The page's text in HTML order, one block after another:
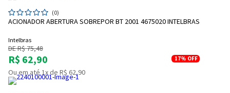
(0)
ACIONADOR ABERTURA SOBREPOR BT 2001 4675020 INTELBRAS
Intelbras
DE R$ 75,48
R$ 62,90 17% OFF
Ou em até 1x de R$ 62,90